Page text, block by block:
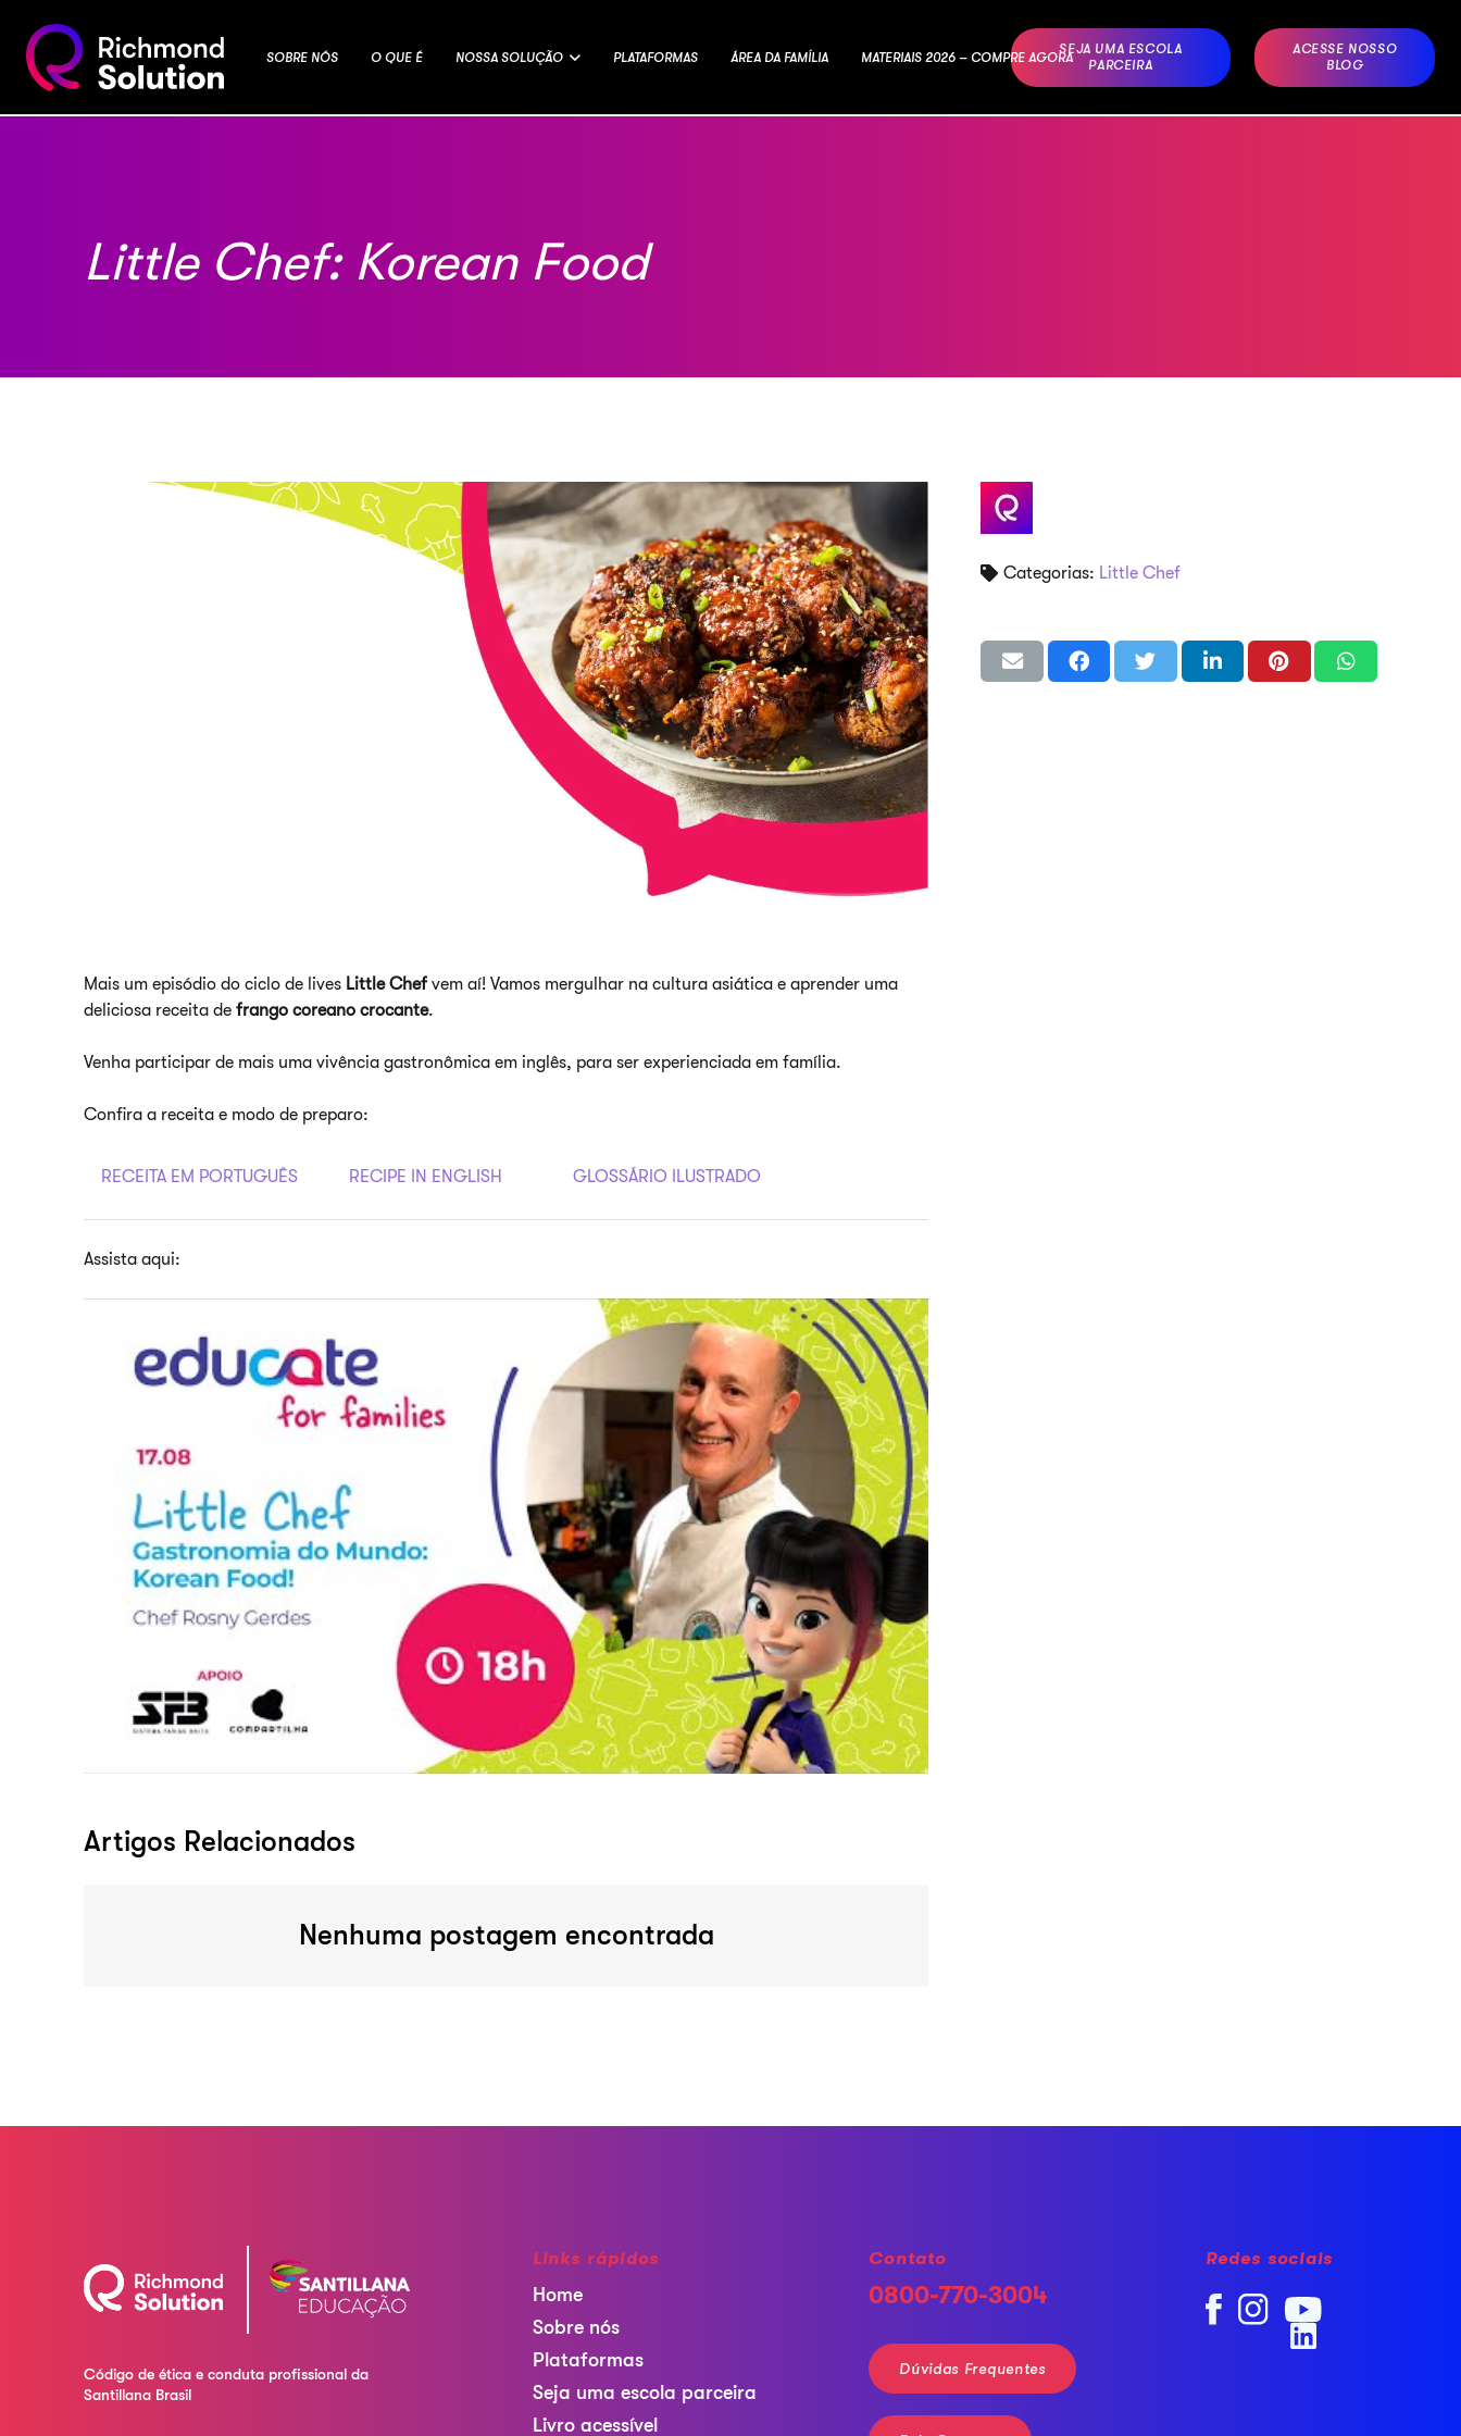
SOBRE NÓS O QUE É NOSSA SOLUÇÃO PLATAFORMAS ÁREA DA FAMÍLIA MATERIAIS 2026 – COMPRE AGORA
SEJA UMA ESCOLA
PARCEIRA
ACESSE NOSSO
BLOG
Little Chef: Korean Food
Mais um episódio do ciclo de lives Little Chef vem aí! Vamos mergulhar na cultura asiática e aprender uma
deliciosa receita de frango coreano crocante.
Venha participar de mais uma vivência gastronômica em inglês, para ser experienciada em família.
Confira a receita e modo de preparo:
RECEITA EM PORTUGUÊS RECIPE IN ENGLISH GLOSSÁRIO ILUSTRADO
Assista aqui:
Artigos Relacionados
Nenhuma postagem encontrada
Categorias: Little Chef
Código de ética e conduta profissional da
Santillana Brasil
Links rápidos
Home
Sobre nós
Plataformas
Seja uma escola parceira
Livro acessível
Contato
0800-770-3004
Dúvidas Frequentes
Redes sociais